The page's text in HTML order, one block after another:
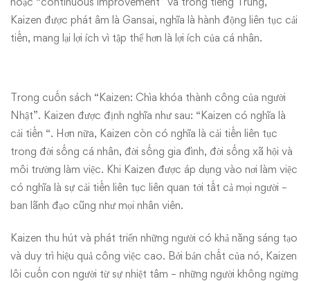
Kaizen được phát âm là Gansai, nghĩa là hành động liên tục cải
tiến, mang lại lợi ích vì tập thể hơn là lợi ích của cá nhân.
Trong cuốn sách “Kaizen: Chìa khóa thành công của người
Nhật”. Kaizen được định nghĩa như sau: “Kaizen có nghĩa là
cải tiến “. Hơn nữa, Kaizen còn có nghĩa là cải tiến liên tục
trong đời sống cá nhân, đời sống gia đình, đời sống xã hội và
môi trường làm việc. Khi Kaizen được áp dụng vào nơi làm việc
có nghĩa là sự cải tiến liên tục liên quan tới tất cả mọi người –
ban lãnh đạo cũng như mọi nhân viên.
Kaizen thu hút và phát triển những người có khả năng sáng tạo
và duy trì hiệu quả công việc cao. Bởi bản chất của nó, Kaizen
lôi cuốn con người từ sự nhiệt tâm – những người không ngừng